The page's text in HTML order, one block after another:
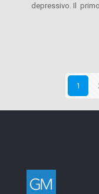
depressivo. Il
1